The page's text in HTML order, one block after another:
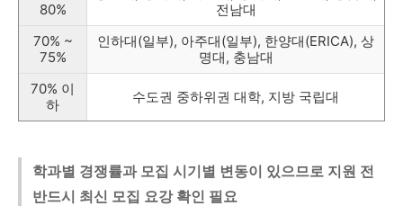
80%
전남대
70% ~
75%
인하대(일부), 아주대(일부), 한양대(ERICA), 상
명대, 충남대
70% 이
하
수도권 중하위권 대학, 지방 국립대
학과별 경쟁률과 모집 시기별 변동이 있으므로 지원 전
반드시 최신 모집 요강 확인 필요